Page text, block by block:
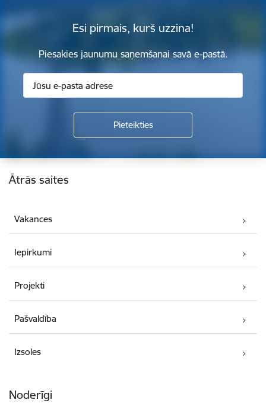
Esi pirmais, kurš uzzina!
Piesakies jaunumu saņemšanai savā e-pastā.
Kājene
Ātrās saites
Vakances
Iepirkumi
Projekti
Pašvaldība
Izsoles
Noderīgi